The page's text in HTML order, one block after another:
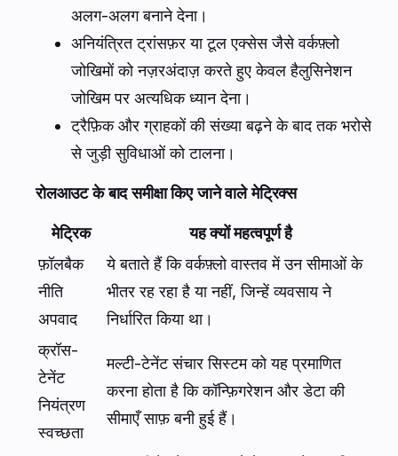
अलग-अलग बनाने देना।
अनियंत्रित ट्रांसफ़र या टूल एक्सेस जैसे वर्कफ़्लो
जोखिमों को नज़रअंदाज़ करते हुए केवल हैलुसिनेशन
जोखिम पर अत्यधिक ध्यान देना।
ट्रैफ़िक और ग्राहकों की संख्या बढ़ने के बाद तक भरोसे
से जुड़ी सुविधाओं को टालना।
रोलआउट के बाद समीक्षा किए जाने वाले मेट्रिक्स
मेट्रिक
यह क्यों महत्वपूर्ण है
फ़ॉलबैक
नीति
अपवाद
ये बताते हैं कि वर्कफ़्लो वास्तव में उन सीमाओं के
भीतर रह रहा है या नहीं, जिन्हें व्यवसाय ने
निर्धारित किया था।
क्रॉस-
टेनेंट
नियंत्रण
स्वच्छता
मल्टी-टेनेंट संचार सिस्टम को यह प्रमाणित
करना होता है कि कॉन्फ़िगरेशन और डेटा की
सीमाएँ साफ़ बनी हुई हैं।